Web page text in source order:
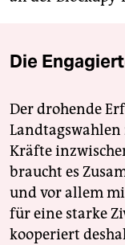
Die
Der drohende
Kräfte
braucht es
und vor allem
für eine starke
kooperiert